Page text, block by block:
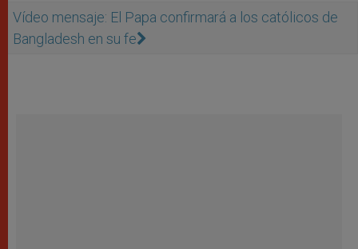
Vídeo mensaje: El Papa confirmará a los católicos de
Bangladesh en su fe